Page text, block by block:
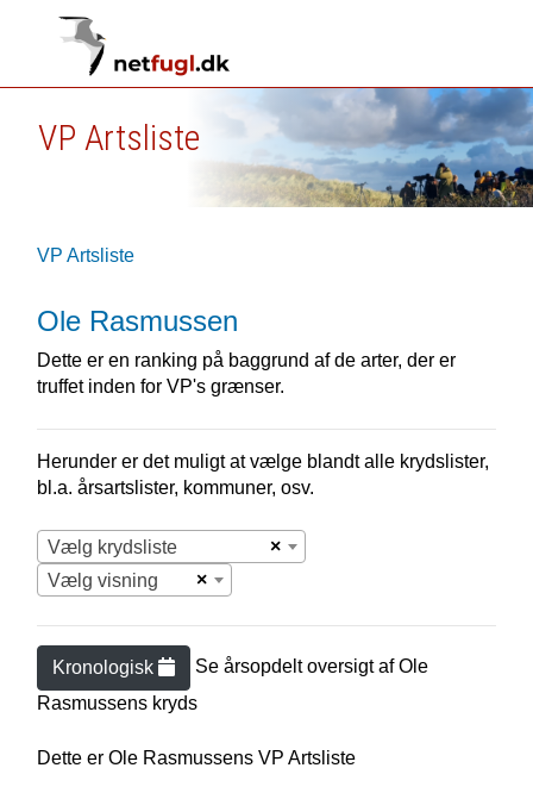
VP Artsliste
VP Artsliste
Ole Rasmussen
Dette er en ranking på baggrund af de arter, der er
truffet inden for VP's grænser.
Herunder er det muligt at vælge blandt alle krydslister,
bl.a. årsartslister, kommuner, osv.
×
Vælg krydsliste
×
Vælg visning
Kronologisk Se årsopdelt oversigt afOle
Rasmussens kryds
Dette er Ole Rasmussens VP Artsliste